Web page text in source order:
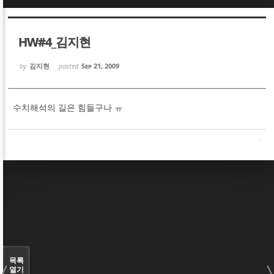
HW#4_김지현
by 김지현 posted Sep 21, 2009
수치해석의 길은 힘들구나 ㅠ
목록
열기
Sketchbook5, 스케치북5
Sketchbook5, 스케치북5
Sketchbook5, 스케치북5
Sketchbook5, 스케치북5